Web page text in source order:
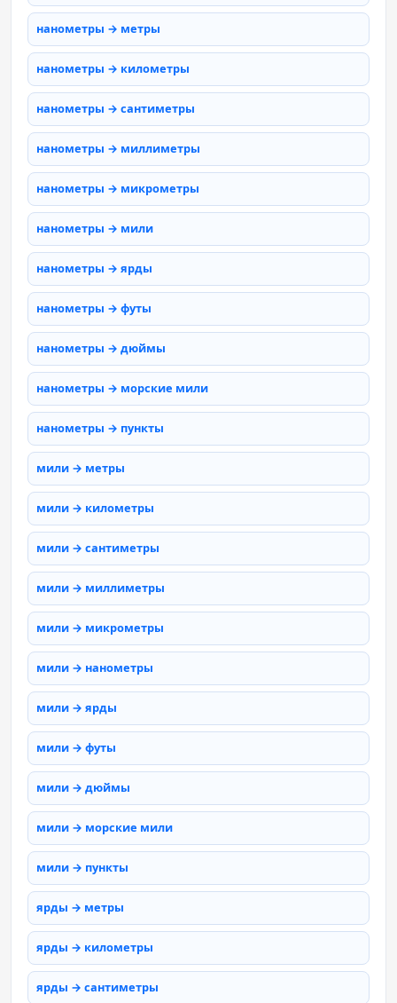
нанометры → метры
нанометры → километры
нанометры → сантиметры
нанометры → миллиметры
нанометры → микрометры
нанометры → мили
нанометры → ярды
нанометры → футы
нанометры → дюймы
нанометры → морские мили
нанометры → пункты
мили → метры
мили → километры
мили → сантиметры
мили → миллиметры
мили → микрометры
мили → нанометры
мили → ярды
мили → футы
мили → дюймы
мили → морские мили
мили → пункты
ярды → метры
ярды → километры
ярды → сантиметры